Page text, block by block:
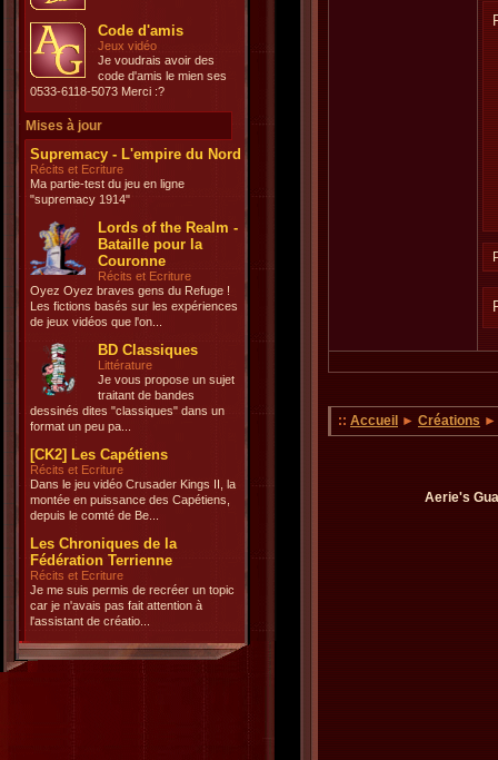
Code d'amis
Jeux vidéo
Je voudrais avoir des
code d'amis le mien ses
0533-6118-5073 Merci :?
Mises à jour
Supremacy - L'empire du Nord
Récits et Ecriture
Ma partie-test du jeu en ligne
"supremacy 1914"
Lords of the Realm -
Bataille pour la
Couronne
Récits et Ecriture
Oyez Oyez braves gens du Refuge !
Les fictions basés sur les expériences
de jeux vidéos que l'on...
BD Classiques
Littérature
Je vous propose un sujet
traitant de bandes
dessinés dites "classiques" dans un
format un peu pa...
[CK2] Les Capétiens
Récits et Ecriture
Dans le jeu vidéo Crusader Kings II, la
montée en puissance des Capétiens,
depuis le comté de Be...
Les Chroniques de la
Fédération Terrienne
Récits et Ecriture
Je me suis permis de recréer un topic
car je n'avais pas fait attention à
l'assistant de créatio...
:: Accueil ► Créations
Aerie's